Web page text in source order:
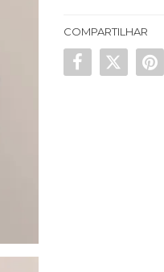
COMPARTILHAR